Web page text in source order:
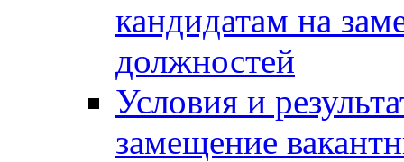
кандидатам на
должностей
Условия и
замещение